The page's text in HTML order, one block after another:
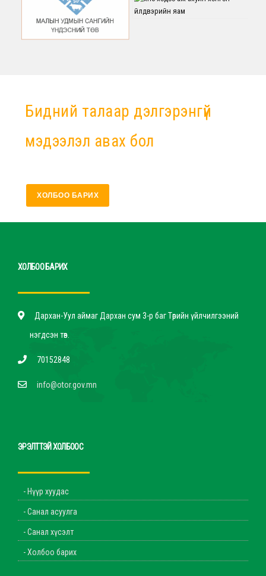
Бидний талаар дэлгэрэнгүй
мэдээлэл авах бол
ХОЛБОО БАРИХ
ХОЛБОО БАРИХ
Дархан-Уул аймаг Дархан сум 3-р баг Төрийн үйлчилгээний
нэгдсэн төв.
70152848
info@otor.gov.mn
ЭРЭЛТТЭЙ ХОЛБООС
- Нүүр хуудас
- Санал асуулга
- Санал хүсэлт
- Холбоо барих